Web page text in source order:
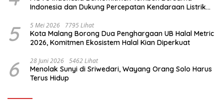
Indonesia dan Dukung Percepatan Kendaraan Listrik
5 5 Mei 2026 7795 Lihat
Kota Malang Borong Dua Penghargaan UB Halal Metric
2026, Komitmen Ekosistem Halal Kian Diperkuat
6 28 Juni 2026 5462 Lihat
Menolak Sunyi di Sriwedari, Wayang Orang Solo Harus
Terus Hidup